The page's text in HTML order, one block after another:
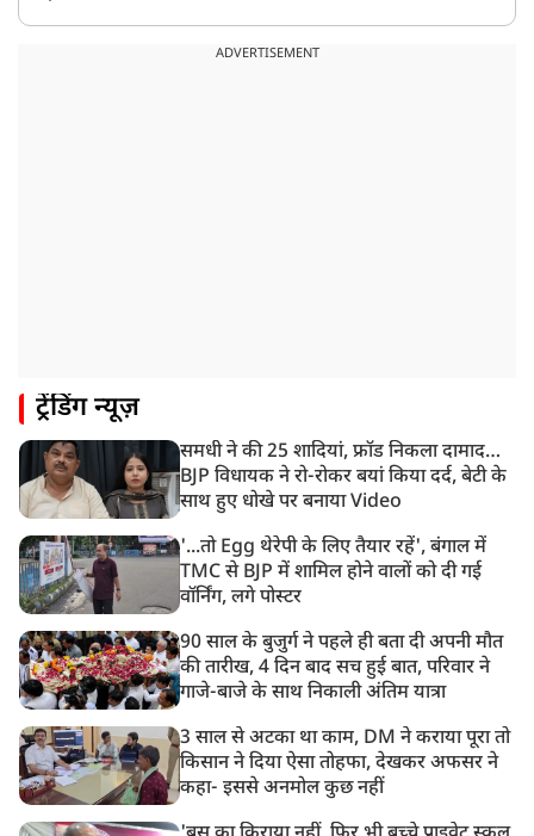
बारामती में निजी ट्रेनिंग विमान दुर्घटनाग्रस्त, किसी के घायल होने
PM मोदी को आया अमेरिकी उपराष्ट्रपति जेडी वेंस का फोन,
8:23 AM
रांची: छात्रों और झारखंड सरकार के बीच आज होगी तीसरे दौर
की बातचीत
ADVERTISEMENT
ट्रेंडिंग न्यूज़
समधी ने की 25 शादियां, फ्रॉड निकला दामाद…
BJP विधायक ने रो-रोकर बयां किया दर्द, बेटी के
साथ हुए धोखे पर बनाया Video
'...तो Egg थेरेपी के लिए तैयार रहें', बंगाल में
TMC से BJP में शामिल होने वालों को दी गई
वॉर्निंग, लगे पोस्टर
90 साल के बुजुर्ग ने पहले ही बता दी अपनी मौत
की तारीख, 4 दिन बाद सच हुई बात, परिवार ने
गाजे-बाजे के साथ निकाली अंतिम यात्रा
3 साल से अटका था काम, DM ने कराया पूरा तो
किसान ने दिया ऐसा तोहफा, देखकर अफसर ने
कहा- इससे अनमोल कुछ नहीं